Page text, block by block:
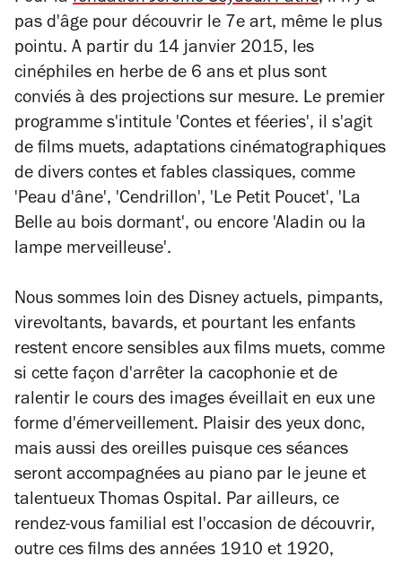
pas d'âge pour découvrir le 7e art, même le plus
pointu. A partir du 14 janvier 2015, les
cinéphiles en herbe de 6 ans et plus sont
conviés à des projections sur mesure. Le premier
programme s'intitule 'Contes et féeries', il s'agit
de films muets, adaptations cinématographiques
de divers contes et fables classiques, comme
'Peau d'âne', 'Cendrillon', 'Le Petit Poucet', 'La
Belle au bois dormant', ou encore 'Aladin ou la
lampe merveilleuse'.
Nous sommes loin des Disney actuels, pimpants,
virevoltants, bavards, et pourtant les enfants
restent encore sensibles aux films muets, comme
si cette façon d'arrêter la cacophonie et de
ralentir le cours des images éveillait en eux une
forme d'émerveillement. Plaisir des yeux donc,
mais aussi des oreilles puisque ces séances
seront accompagnées au piano par le jeune et
talentueux Thomas Ospital. Par ailleurs, ce
rendez-vous familial est l'occasion de découvrir,
outre ces films des années 1910 et 1920,